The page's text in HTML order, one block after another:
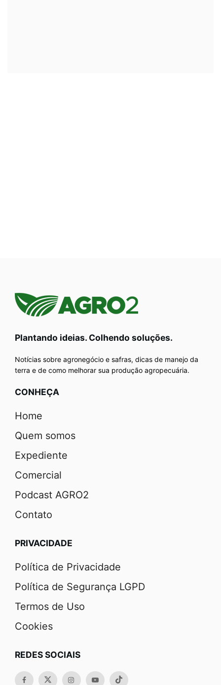
Plantando ideias. Colhendo soluções.
Notícias sobre agronegócio e safras, dicas de manejo da
terra e de como melhorar sua produção agropecuária.
CONHEÇA
Home
Quem somos
Expediente
Comercial
Podcast AGRO2
Contato
PRIVACIDADE
Política de Privacidade
Política de Segurança LGPD
Termos de Uso
Cookies
REDES SOCIAIS